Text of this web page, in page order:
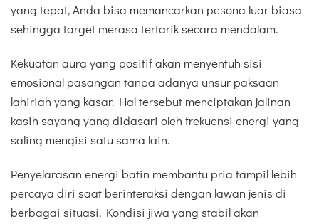
yang tepat, Anda bisa memancarkan pesona luar biasa
sehingga target merasa tertarik secara mendalam.
Kekuatan aura yang positif akan menyentuh sisi
emosional pasangan tanpa adanya unsur paksaan
lahiriah yang kasar. Hal tersebut menciptakan jalinan
kasih sayang yang didasari oleh frekuensi energi yang
saling mengisi satu sama lain.
Penyelarasan energi batin membantu pria tampil lebih
percaya diri saat berinteraksi dengan lawan jenis di
berbagai situasi. Kondisi jiwa yang stabil akan